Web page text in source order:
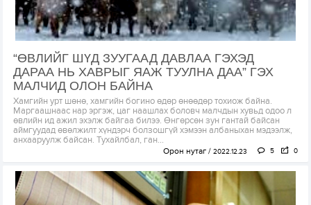
“ӨВЛИЙГ ШҮД ЗУУГААД ДАВЛАА ГЭХЭД
ДАРАА НЬ ХАВРЫГ ЯАЖ ТУУЛНА ДАА” ГЭХ
МАЛЧИД ОЛОН БАЙНА
Хамгийн урт шөнө, хамгийн богино өдөр өнөөдөр тохиож байна.
Маргаашнаас нар эргэж, цаг наашлах боловч малчдын хувьд одоо л
өвлийн ид ажил эхэлж байгаа билээ. Өнгөрсөн зун гантай байсан
аймгуудад өвөлжилт хүндэрч болзошгүй хэмээн албаныхан мэдээлж,
анхааруулж байсан. Тухайлбал, ган...
Орон нутаг 2022.12.23 5 0